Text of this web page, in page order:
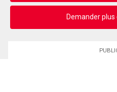
Demander